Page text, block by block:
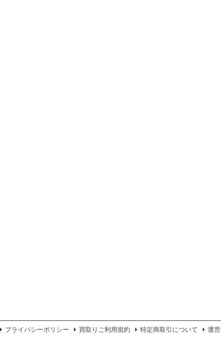
プライバシーポリシー 買取りご利用規約 特定商取引について 運